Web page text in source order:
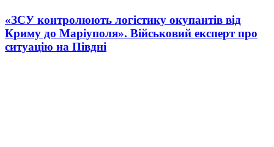
«ЗСУ контролюють логістику окупантів від
Криму до Маріуполя». Військовий експерт про
ситуацію на Півдні